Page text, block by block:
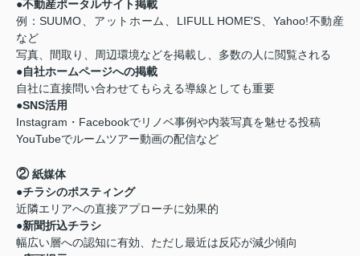
●不動産ポータルサイト掲載
例：SUUMO、アットホーム、LIFULL HOME'S、Yahoo!不動産
など
写真、間取り、周辺環境などを掲載し、多数の人に閲覧される
●自社ホームページへの掲載
自社に直接問い合わせてもらえる導線としても重要
●SNS活用
Instagram・Facebookでリノベ事例や内装写真を魅せる投稿
YouTubeでルームツアー動画の配信など
②紙媒体
●チラシのポスティング
近隣エリアへの直接アプローチに効果的
●新聞折込チラシ
幅広い層への認知に有効、ただし最近は反応が減少傾向